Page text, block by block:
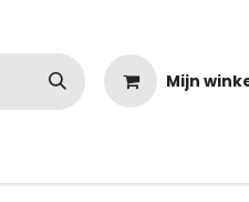
Mijn